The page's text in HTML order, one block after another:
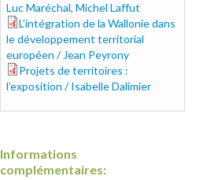
Luc Maréchal, Michel Laffut
12-_peyrony.pdf
L’intégration de la Wallonie dans
le développement territorial
européen / Jean Peyrony
13-dalimier.pdf
Projets de territoires :
l’exposition / Isabelle Dalimier
Informations
complémentaires: